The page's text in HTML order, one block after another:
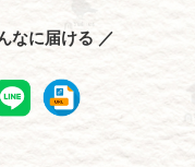
なに届ける ／